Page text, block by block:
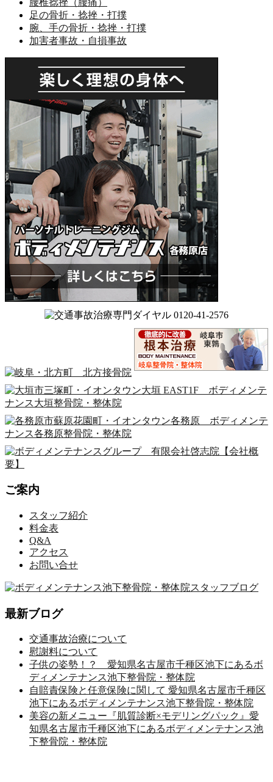
足の骨折・捻挫・打撲
腕、手の骨折・捻挫・打撲
加害者事故・自損事故
ご案内
スタッフ紹介
料金表
Q&A
アクセス
お問い合せ
最新ブログ
交通事故治療について
慰謝料について
子供の姿勢！？ 愛知県名古屋市千種区池下にあるボ
ディメンテナンス池下整骨院・整体院
自賠責保険と任意保険に関して 愛知県名古屋市千種区
池下にあるボディメンテナンス池下整骨院・整体院
美容の新メニュー『肌質診断×モデリングパック』愛
知県名古屋市千種区池下にあるボディメンテナンス池
下整骨院・整体院